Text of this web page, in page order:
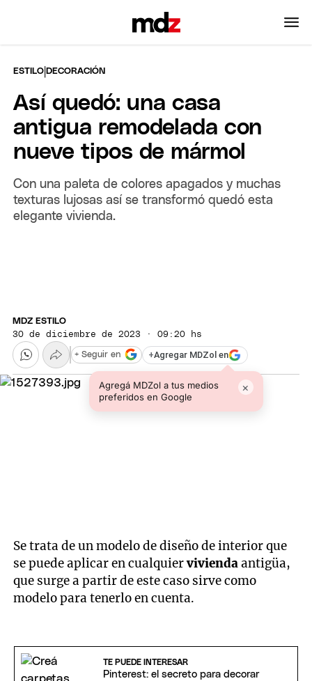
ESTILO |DECORACIÓN
Así quedó: una casa
antigua remodelada con
nueve tipos de mármol
Con una paleta de colores apagados y muchas
texturas lujosas así se transformó quedó esta
elegante vivienda.
MDZ ESTILO
30 de diciembre de 2023 · 09:20 hs
+Agregar MDZol en
Agregá MDZol a tus medios
preferidos en Google
×
+ Seguir en
Se trata de un modelo de diseño de interior que
se puede aplicar en cualquierviviendaantigüa,
que surge a partir de este caso sirve como
modelo para tenerlo en cuenta.
TE PUEDE INTERESAR
Pinterest: el secreto para decorar